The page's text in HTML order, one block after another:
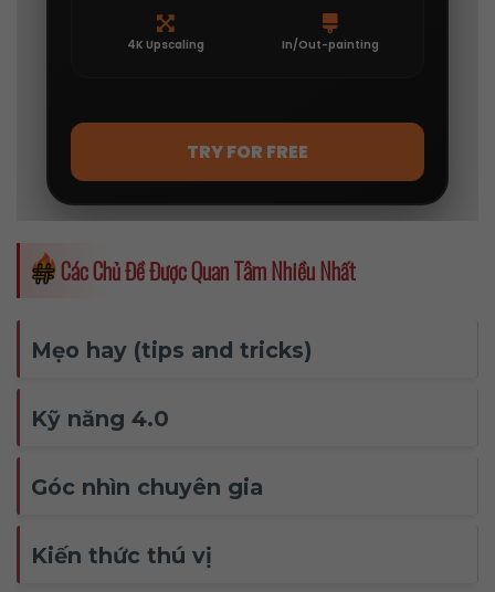
Các Chủ Đề Được Quan Tâm Nhiều Nhất
Mẹo hay (tips and tricks)
Kỹ năng 4.0
Góc nhìn chuyên gia
Kiến thức thú vị